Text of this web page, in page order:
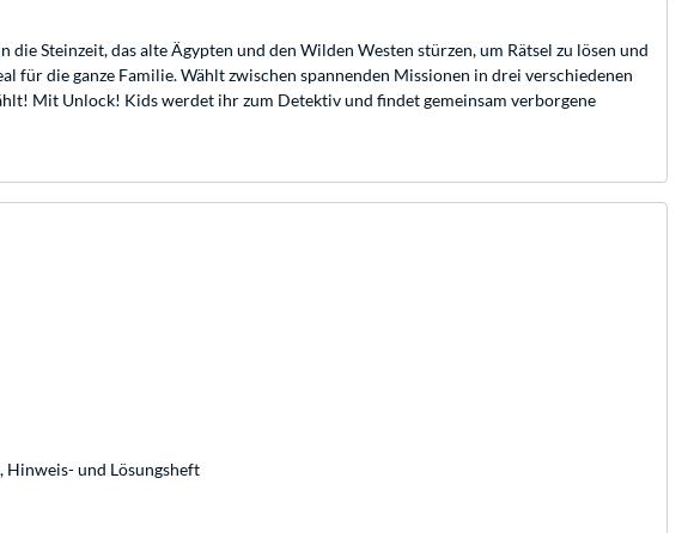
Steinzeit, das alte Ägypten und den Wilden Westen stürzen, um Rätsel zu lösen und
für die ganze Familie. Wählt zwischen spannenden Missionen in drei verschiedenen
Mit Unlock! Kids werdet ihr zum Detektiv und findet gemeinsam verborgene
Hinweis- und Lösungsheft